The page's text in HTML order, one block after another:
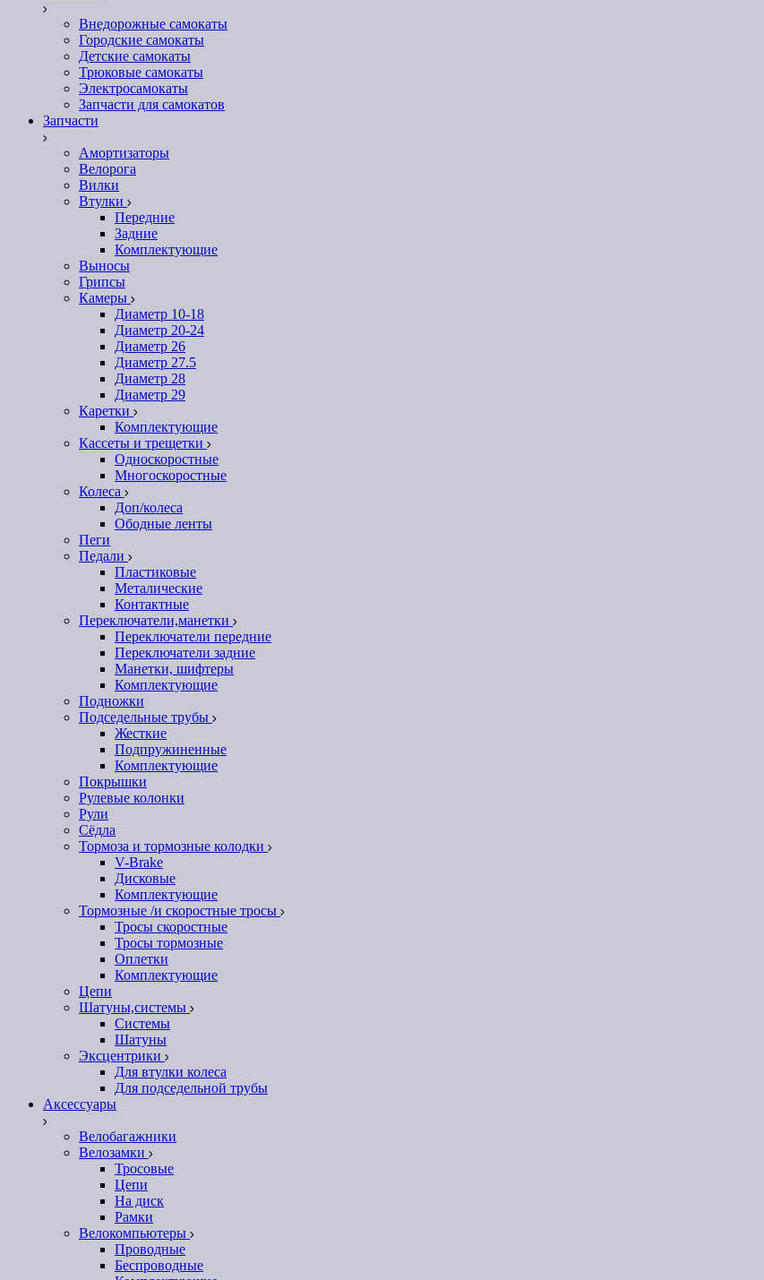
Внедорожные самокаты
Городские самокаты
Детские самокаты
Трюковые самокаты
Электросамокаты
Запчасти для самокатов
Запчасти
Амортизаторы
Велорога
Вилки
Втулки
Передние
Задние
Комплектующие
Выносы
Грипсы
Камеры
Диаметр 10-18
Диаметр 20-24
Диаметр 26
Диаметр 27.5
Диаметр 28
Диаметр 29
Каретки
Комплектующие
Кассеты и трещетки
Односкоростные
Многоскоростные
Колеса
Доп/колеса
Ободные ленты
Пеги
Педали
Пластиковые
Металические
Контактные
Переключатели,манетки
Переключатели передние
Переключатели задние
Манетки, шифтеры
Комплектующие
Подножки
Подседельные трубы
Жесткие
Подпружиненные
Комплектующие
Покрышки
Рулевые колонки
Рули
Сёдла
Тормоза и тормозные колодки
V-Brake
Дисковые
Комплектующие
Тормозные /и скоростные тросы
Тросы скоростные
Тросы тормозные
Оплетки
Комплектующие
Цепи
Шатуны,системы
Системы
Шатуны
Эксцентрики
Для втулки колеса
Для подседельной трубы
Аксессуары
Велобагажники
Велозамки
Тросовые
Цепи
На диск
Рамки
Велокомпьютеры
Проводные
Беспроводные